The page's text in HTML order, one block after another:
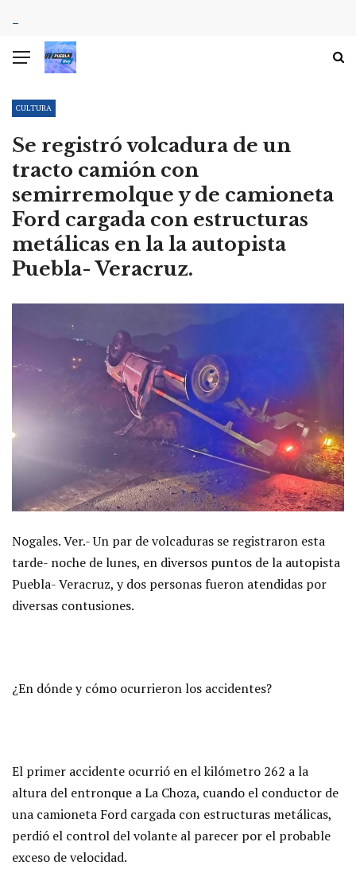
CULTURA
Se registró volcadura de un
tracto camión con
semirremolque y de camioneta
Ford cargada con estructuras
metálicas en la la autopista
Puebla- Veracruz.
Nogales. Ver.- Un par de volcaduras se registraron esta
tarde- noche de lunes, en diversos puntos de la autopista
Puebla- Veracruz, y dos personas fueron atendidas por
diversas contusiones.
¿En dónde y cómo ocurrieron los accidentes?
El primer accidente ocurrió en el kilómetro 262 a la
altura del entronque a La Choza, cuando el conductor de
una camioneta Ford cargada con estructuras metálicas,
perdió el control del volante al parecer por el probable
exceso de velocidad.